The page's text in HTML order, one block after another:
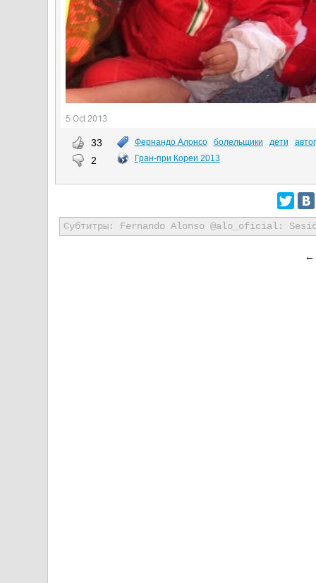
33
2
Фернандо Алонсо болельщики дети
Гран-при Кореи 2013
Субтитры: Fernando Alonso @alo_oficial: